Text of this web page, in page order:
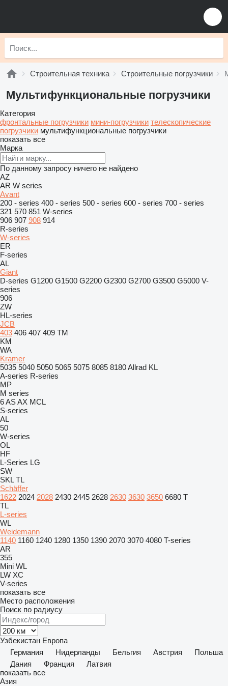
Строительная техника Строительные погрузчики
Мультифункциональные погрузчики
Категория
фронтальные погрузчики мини-погрузчики телескопические
погрузчики мультифункциональные погрузчики
показать все
Марка
По данному запросу ничего не найдено
AZ
AR W series
Avant
200 - series 400 - series 500 - series 600 - series 700 - series
321 570 851 W-series
906 907 908 914
R-series
W-series
ER
F-series
AL
Giant
D-series G1200 G1500 G2200 G2300 G2700 G3500 G5000 V-
series
906
ZW
HL-series
JCB
403 406 407 409 TM
KM
WA
Kramer
5035 5040 5050 5065 5075 8085 8180Allrad KL
A-series R-series
MP
M series
6ASAX MCL
S-series
AL
50
W-series
OL
HF
L-Series LG
SW
SKL TL
Schäffer
1622 2024 2028 2430 2445 2628 2630 3630 3650 6680 T
TL
L-series
WL
Weidemann
1140 1160 1240 1280 1350 1390 2070 3070 4080 T-series
AR
355
Mini WL
LW XC
V-series
показать все
Место расположения
Поиск по радиусу
Узбекистан Европа
Германия
Нидерланды Бельгия Австрия
Польша
Дания
Франция
Латвия
показать все
Азия